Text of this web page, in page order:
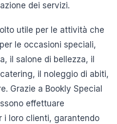
dei servizi.
utile per le attività che
le occasioni speciali,
il salone di bellezza, il
il noleggio di abiti,
Grazie a Bookly Special
effettuare
i loro clienti, garantendo